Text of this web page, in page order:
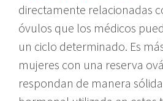
directamente relacionadas
óvulos que los médicos
un ciclo determinado. Es
mujeres con una reserva
respondan de manera